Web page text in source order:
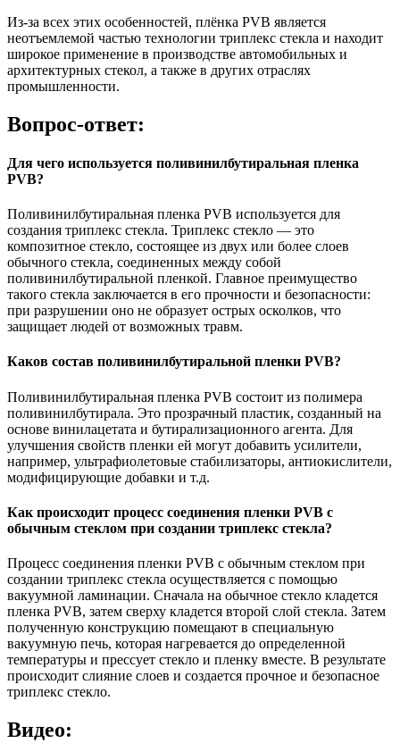
Из-за всех этих особенностей, плёнка PVB является
неотъемлемой частью технологии триплекс стекла и находит
широкое применение в производстве автомобильных и
архитектурных стекол, а также в других отраслях
промышленности.
Вопрос-ответ:
Для чего используется поливинилбутиральная пленка
PVB?
Поливинилбутиральная пленка PVB используется для
создания триплекс стекла. Триплекс стекло — это
композитное стекло, состоящее из двух или более слоев
обычного стекла, соединенных между собой
поливинилбутиральной пленкой. Главное преимущество
такого стекла заключается в его прочности и безопасности:
при разрушении оно не образует острых осколков, что
защищает людей от возможных травм.
Каков состав поливинилбутиральной пленки PVB?
Поливинилбутиральная пленка PVB состоит из полимера
поливинилбутирала. Это прозрачный пластик, созданный на
основе винилацетата и бутирализационного агента. Для
улучшения свойств пленки ей могут добавить усилители,
например, ультрафиолетовые стабилизаторы, антиокислители,
модифицирующие добавки и т.д.
Как происходит процесс соединения пленки PVB с
обычным стеклом при создании триплекс стекла?
Процесс соединения пленки PVB с обычным стеклом при
создании триплекс стекла осуществляется с помощью
вакуумной ламинации. Сначала на обычное стекло кладется
пленка PVB, затем сверху кладется второй слой стекла. Затем
полученную конструкцию помещают в специальную
вакуумную печь, которая нагревается до определенной
температуры и прессует стекло и пленку вместе. В результате
происходит слияние слоев и создается прочное и безопасное
триплекс стекло.
Видео: